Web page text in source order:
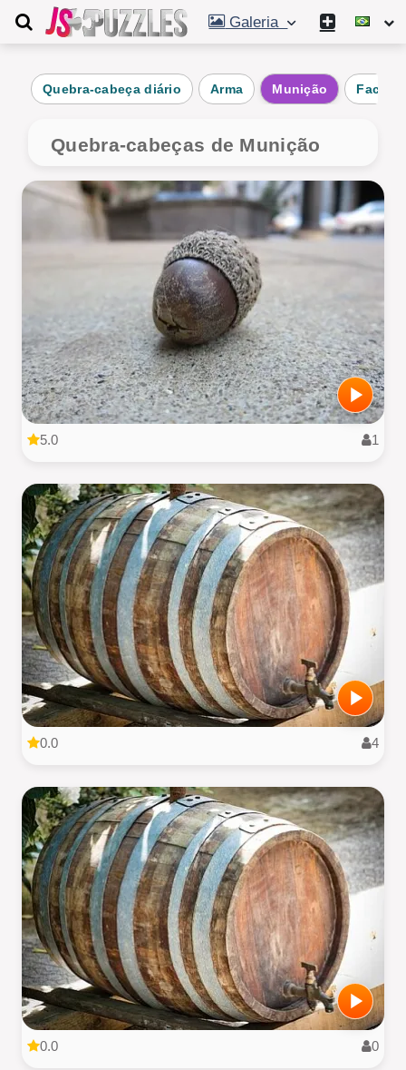
Galeria
Quebra-cabeça diário Arma Munição Faca
Quebra-cabeças de Munição
5.0 1
0.0 4
0.0 0